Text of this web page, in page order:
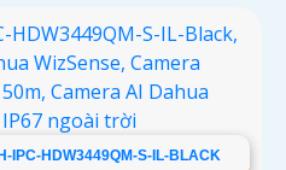
IPC-HDW3449QM-S-IL-BLACK